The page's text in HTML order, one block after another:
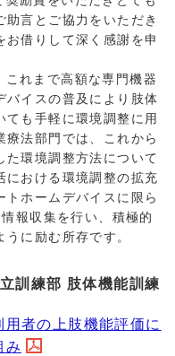
言とご協力をいただき
お借りして深く感謝を申
れまで高額な専門機器
バイスの普及により肢体
も手軽に環境調整に用
療法部門では、これから
た環境調整方法について
における環境調整の拡充
トホームデバイスに限ら
報収集を行い、積極的
に励む所存です。
訓練部 肢体機能訓練
者の上肢機能評価に
み